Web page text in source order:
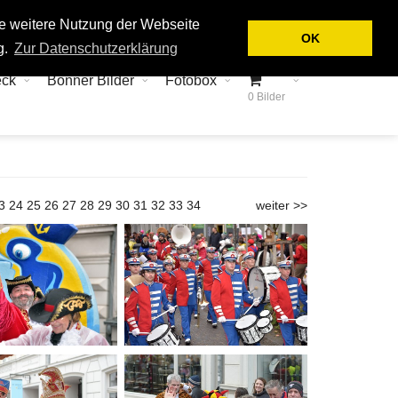
weitere Nutzung der Webseite
Zur Datenschutzerklärung
OK
Login Kontakt
Bonner Bilder Fotobox
0 Bilder
24 25 26 27 28 29 30 31 32 33 34 weiter >>